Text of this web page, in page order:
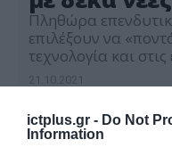
ictplus.gr - Do Not
Information
Πληθώρα
επιλέξουν να
τεχνολογία και
αναστροφή της
ιδρυτής της
Συγκεκριμένα, ο
πλουσιότερος στον